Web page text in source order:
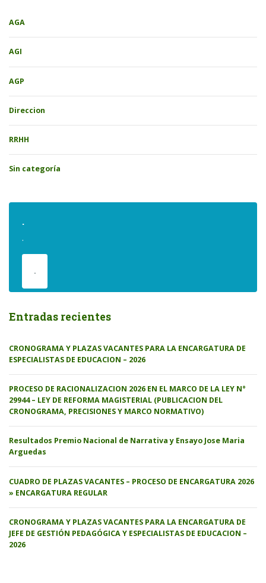
AGA
AGI
AGP
Direccion
RRHH
Sin categoría
.
.
.
Entradas recientes
CRONOGRAMA Y PLAZAS VACANTES PARA LA ENCARGATURA DE
ESPECIALISTAS DE EDUCACION – 2026
PROCESO DE RACIONALIZACION 2026 EN EL MARCO DE LA LEY N°
29944 – LEY DE REFORMA MAGISTERIAL (PUBLICACION DEL
CRONOGRAMA, PRECISIONES Y MARCO NORMATIVO)
Resultados Premio Nacional de Narrativa y Ensayo Jose Maria
Arguedas
CUADRO DE PLAZAS VACANTES – PROCESO DE ENCARGATURA 2026
» ENCARGATURA REGULAR
CRONOGRAMA Y PLAZAS VACANTES PARA LA ENCARGATURA DE
JEFE DE GESTIÓN PEDAGÓGICA Y ESPECIALISTAS DE EDUCACION –
2026